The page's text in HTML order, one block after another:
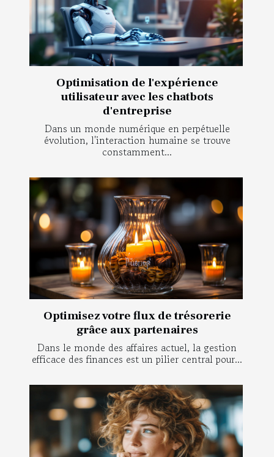
Optimisation de l'expérience
utilisateur avec les chatbots
d'entreprise
Dans un monde numérique en perpétuelle
évolution, l'interaction humaine se trouve
constamment...
Optimisez votre flux de trésorerie
grâce aux partenaires
Dans le monde des affaires actuel, la gestion
efficace des finances est un pilier central pour...